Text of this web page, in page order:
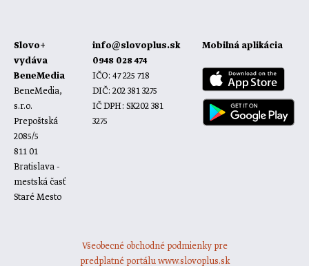
Slovo+
vydáva
BeneMedia
BeneMedia,
s.r.o.
Prepoštská
2085/5
811 01
Bratislava -
mestská časť
Staré Mesto
info@slovoplus.sk
0948 028 474
IČO: 47 225 718
DIČ: 202 381 3275
IČ DPH: SK202 381
3275
Mobilná aplikácia
Všeobecné obchodné podmienky pre
predplatné portálu www.slovoplus.sk